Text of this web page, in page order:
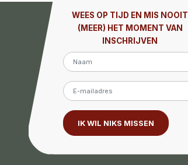
WEES OP TIJD EN MIS NOOIT
(MEER) HET MOMENT VAN
INSCHRIJVEN
IK WIL NIKS MISSEN